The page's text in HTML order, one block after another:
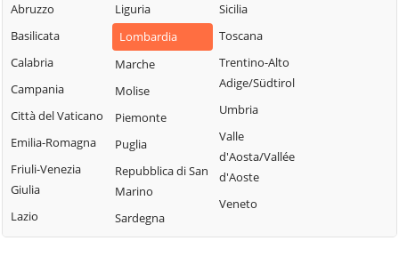
Blessagno
Blevio
Bregnano
Brenna
Brienno
Brunate
Bulgarograsso
Cabiate
Cadorago
Grandate
Grandola ed Uniti
Gravedona ed
Uniti
Griante
Guanzate
Inverigo
Laglio
Laino
Rezzago
Rodero
Rovellasca
Rovello Porro
San Nazzaro Val
Abruzzo
Basilicata
Calabria
Campania
Città del Vaticano
Emilia-Romagna
Friuli-Venezia
Giulia
Lazio
Liguria
Lombardia
Marche
Molise
Piemonte
Puglia
Repubblica di San
Marino
Sardegna
Sicilia
Toscana
Trentino-Alto
Adige/Südtirol
Umbria
Valle
d'Aosta/Vallée
d'Aoste
Veneto